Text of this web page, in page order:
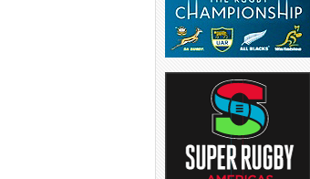
LOS PUMAS | Tomás
Albornoz ha sido
suspendido por...
5 0
RUGBY INT`L | Thomas
Ramos de 31 años será
jugador...